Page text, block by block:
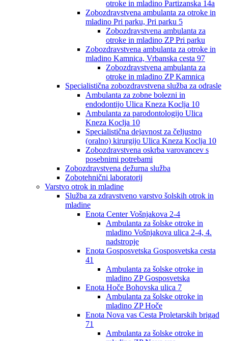
otroke in mladino Partizanska 14a
Zobozdravstvena ambulanta za otroke in
mladino Pri parku, Pri parku 5
Zobozdravstvena ambulanta za
otroke in mladino ZP Pri parku
Zobozdravstvena ambulanta za otroke in
mladino Kamnica, Vrbanska cesta 97
Zobozdravstvena ambulanta za
otroke in mladino ZP Kamnica
Specialistična zobozdravstvena služba za odrasle
Ambulanta za zobne bolezni in
endodontijo Ulica Kneza Koclja 10
Ambulanta za parodontologijo Ulica
Kneza Koclja 10
Specialistična dejavnost za čeljustno
(oralno) kirurgijo Ulica Kneza Koclja 10
Zobozdravstvena oskrba varovancev s
posebnimi potrebami
Zobozdravstvena dežurna služba
Zobotehnični laboratorij
Varstvo otrok in mladine
Služba za zdravstveno varstvo šolskih otrok in
mladine
Enota Center Vošnjakova 2-4
Ambulanta za šolske otroke in
mladino Vošnjakova ulica 2-4, 4.
nadstropje
Enota Gosposvetska Gosposvetska cesta
41
Ambulanta za šolske otroke in
mladino ZP Gosposvetska
Enota Hoče Bohovska ulica 7
Ambulanta za šolske otroke in
mladino ZP Hoče
Enota Nova vas Cesta Proletarskih brigad
71
Ambulanta za šolske otroke in